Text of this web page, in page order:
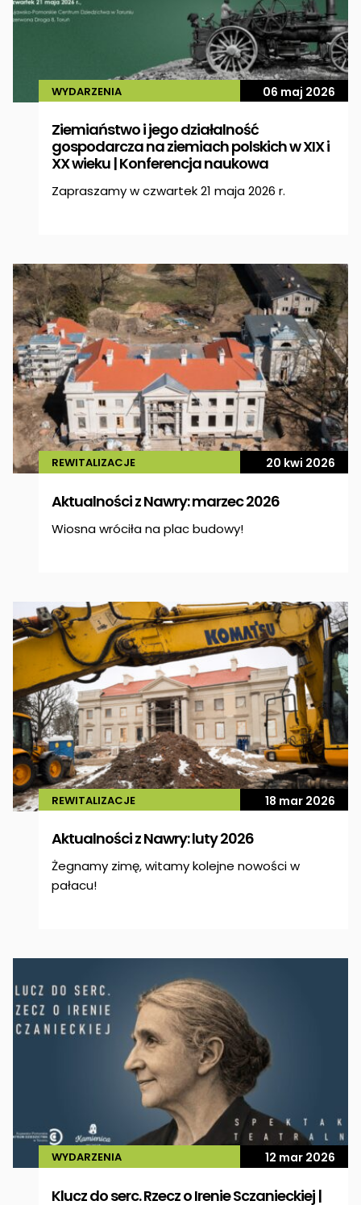
WYDARZENIA 06 maj 2026
Ziemiaństwo i jego działalność
gospodarcza na ziemiach polskich w XIX i
XX wieku | Konferencja naukowa
Zapraszamy w czwartek 21 maja 2026 r.
REWITALIZACJE 20 kwi 2026
Aktualności z Nawry: marzec 2026
Wiosna wróciła na plac budowy!
REWITALIZACJE 18 mar 2026
Aktualności z Nawry: luty 2026
Żegnamy zimę, witamy kolejne nowości w
pałacu!
WYDARZENIA 12 mar 2026
Klucz do serc. Rzecz o Irenie Sczanieckiej |